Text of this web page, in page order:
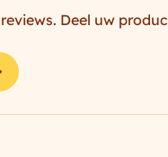
Deel uw